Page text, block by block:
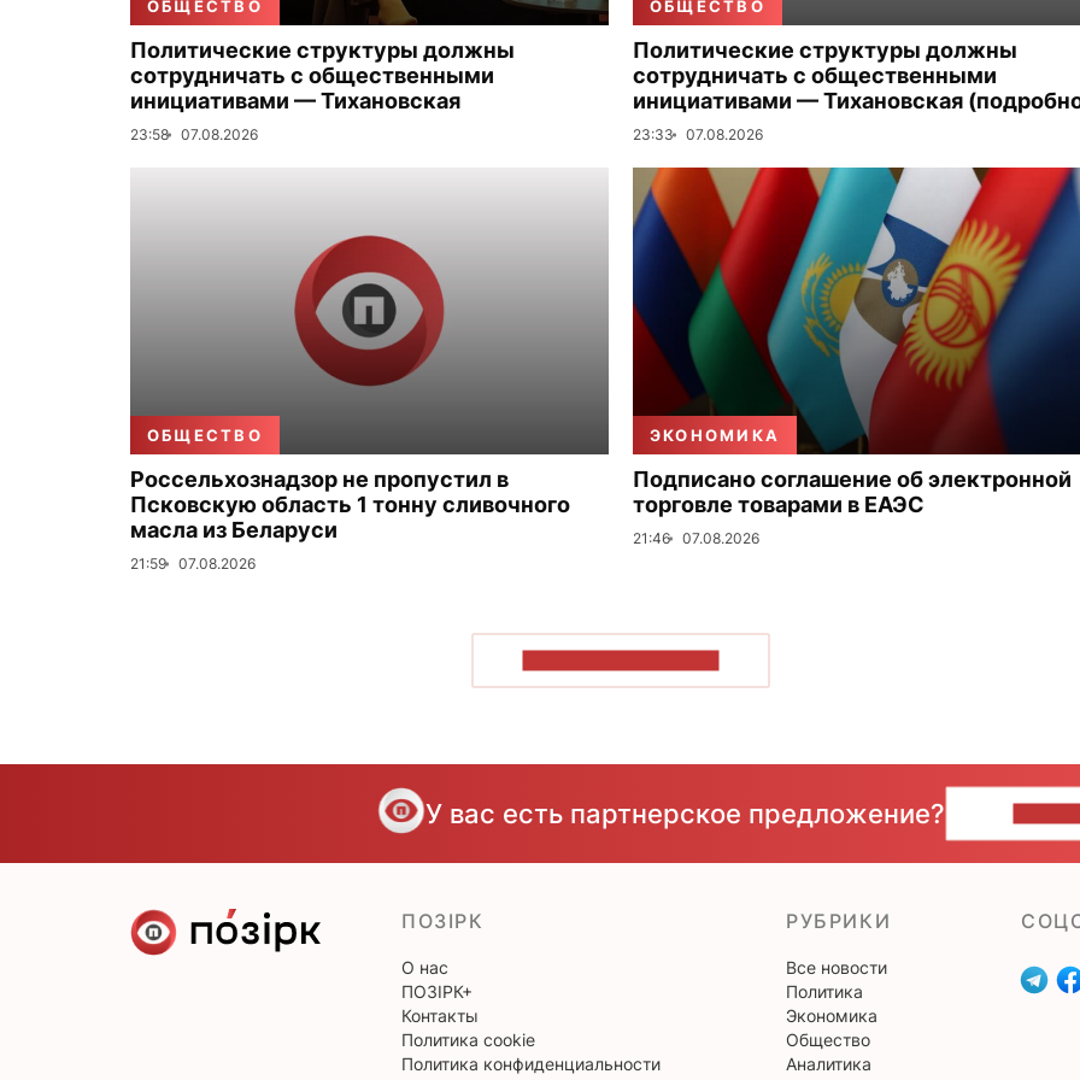
ОБЩЕСТВО
Политические структуры должны
сотрудничать с общественными
инициативами — Тихановская
23:58 07.08.2026
ОБЩЕСТВО
Политические структуры должны
сотрудничать с общественными
инициативами — Тихановская
23:33 07.08.2026
ОБЩЕСТВО
Россельхознадзор не пропустил в
Псковскую область 1 тонну сливочного
масла из Беларуси
21:59 07.08.2026
ЭКОНОМИКА
Подписано соглашение об электронной
торговле товарами в ЕАЭС
21:46 07.08.2026
У вас есть партнерское предложение?
ПОЗІРК
О нас
ПОЗІРК+
Контакты
Политика cookie
Политика конфиденциальности
РУБРИКИ
Все новости
Политика
Экономика
Общество
Аналитика